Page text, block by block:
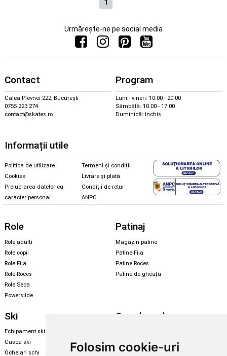
Folosim cookie-uri
1
Urmărește-ne pe social media
Contact
Calea Plevnei 222, București
0755 223 274
contact@skates.ro
Program
Luni - vineri: 10.00 - 20.00
Sâmbătă: 10.00 - 17.00
Duminică: închis
Informații utile
Politica de utilizare
Cookies
Prelucrarea datelor cu
caracter personal
Termeni și condiții
Livrare și plată
Condiții de retur
ANPC
Role
Role adulți
Role copii
Role Fila
Role Roces
Role Seba
Powerslide
Patinaj
Magazin patine
Patine Fila
Patine Roces
Patine de gheață
Ski
Echipament ski
Cască ski
Ochelari schi
Snowboard
Echipament snowboard
Legături Rome SDS